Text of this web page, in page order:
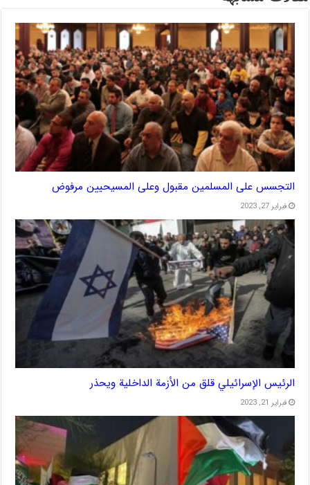
التجسس على المسلمين مقبول وعلى المسيحيين مرفوض
فبراير 27, 2023
الرئيس الإسرائيلي قلق من الأزمة الداخلية ويحذر
فبراير 21, 2023